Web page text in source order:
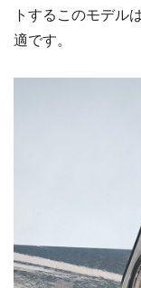
トするこのモデル
適です。